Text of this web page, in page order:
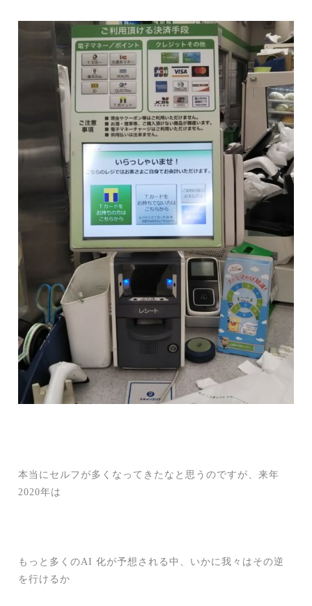
本当にセルフが多くなってきたなと思うのですが、来年
2020年は
もっと多くのAI 化が予想される中、いかに我々はその逆
を行けるか